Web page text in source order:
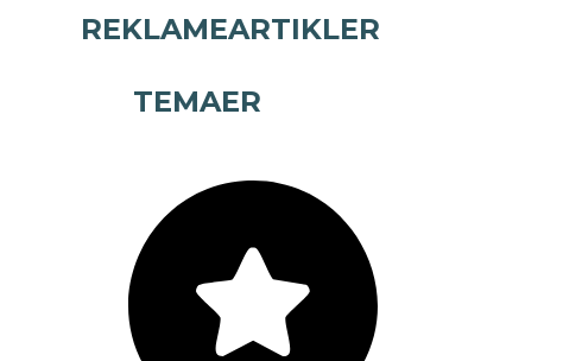
REKLAMEARTIKLER
TEMAER